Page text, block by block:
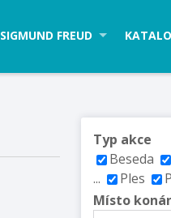
SIGMUND FREUD
Typ akce
Beseda
...
Ples
Místo